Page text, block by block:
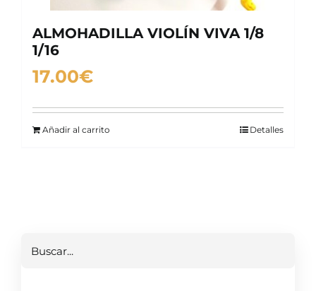
ALMOHADILLA VIOLÍN VIVA 1/8
1/16
17.00€
Añadir al carrito Detalles